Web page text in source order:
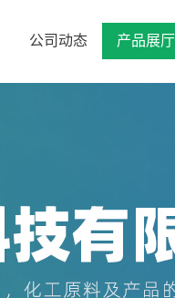
公司动态 产品展厅